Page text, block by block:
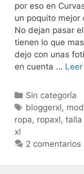
por eso en
un poquito mejor
No dejan pasar
tienen lo que
dejo con unas
en cuenta …
Categorías
Sin categoría
Etiquetas
bloggerxl,
ropa, ropaxl, talla
xl
2 comentarios